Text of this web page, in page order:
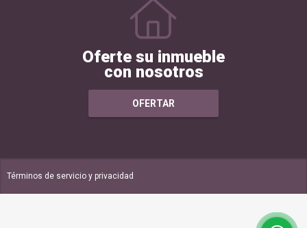
Oferte su inmueble
con nosotros
OFERTAR
Términos de servicio y privacidad